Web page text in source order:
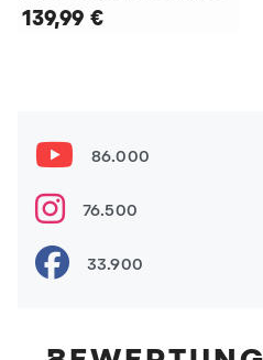
139,99 €
86.000
76.500
33.900